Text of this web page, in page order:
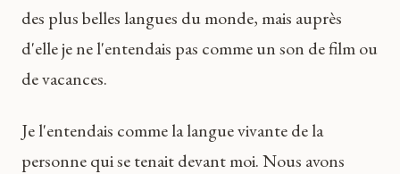
des plus belles langues du monde, mais auprès
d'elle je ne l'entendais pas comme un son de film ou
de vacances.
Je l'entendais comme la langue vivante de la
personne qui se tenait devant moi. Nous avons